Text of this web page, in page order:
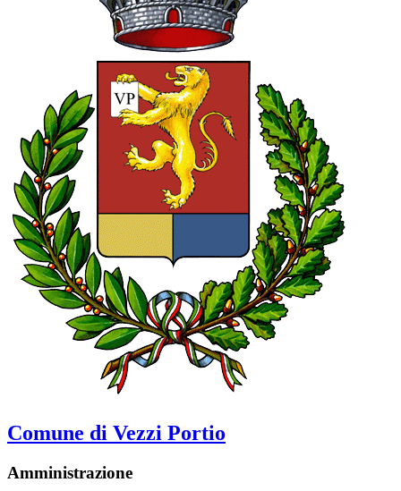
Comune di Vezzi Portio
Amministrazione